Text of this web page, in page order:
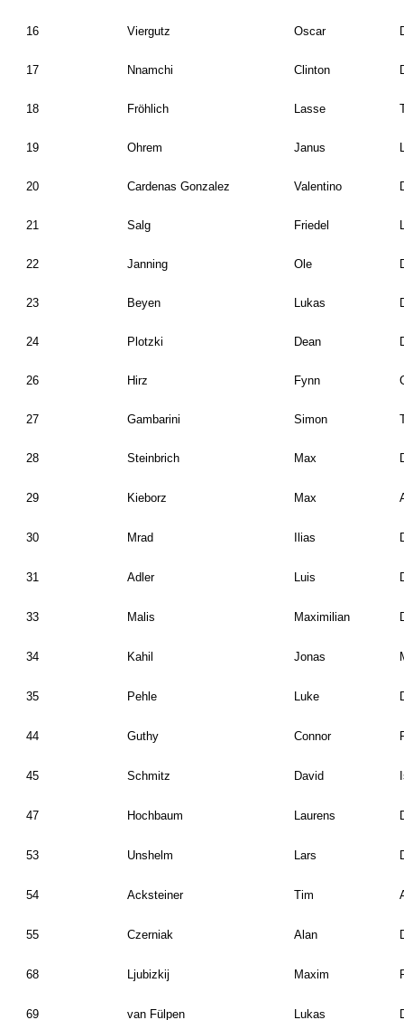
16 Viergutz Oscar
17 Nnamchi Clinton
18 Fröhlich Lasse
19 Ohrem Janus
20 Cardenas Gonzalez Valentino
21 Salg Friedel
22 Janning Ole
23 Beyen Lukas
24 Plotzki Dean
26 Hirz Fynn
27 Gambarini Simon
28 Steinbrich Max
29 Kieborz Max
30 Mrad Ilias
31 Adler Luis
33 Malis Maximilian
34 Kahil Jonas
35 Pehle Luke
44 Guthy Connor
45 Schmitz David
47 Hochbaum Laurens
53 Unshelm Lars
54 Acksteiner Tim
55 Czerniak Alan
68 Ljubizkij Maxim
69 van Fülpen Lukas